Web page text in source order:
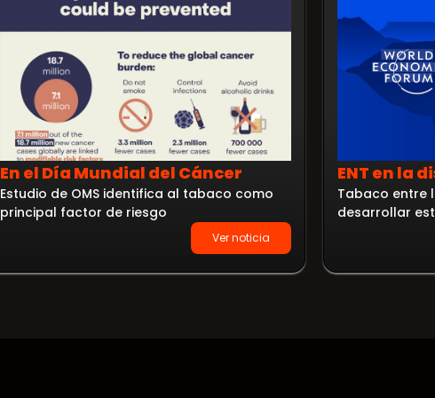
En el Día Mundial del Cáncer
Estudio de OMS identifica al tabaco como
principal factor de riesgo
Ver noticia
ENT en la
Tabaco entre
desarrollar